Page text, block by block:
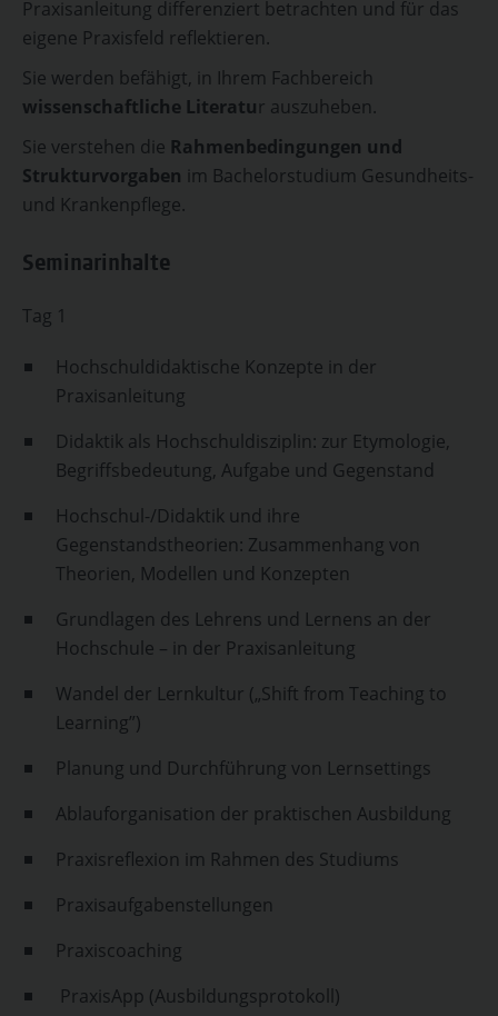
Praxisanleitung differenziert betrachten und für das
eigene Praxisfeld reflektieren.
Sie werden befähigt, in Ihrem Fachbereich
wissenschaftliche Literatur auszuheben.
Sie verstehen die Rahmenbedingungen und
Strukturvorgaben im Bachelorstudium Gesundheits-
und Krankenpflege.
Seminarinhalte
Tag 1
Hochschuldidaktische Konzepte in der
Praxisanleitung
Didaktik als Hochschuldisziplin: zur Etymologie,
Begriffsbedeutung, Aufgabe und Gegenstand
Hochschul-/Didaktik und ihre
Gegenstandstheorien: Zusammenhang von
Theorien, Modellen und Konzepten
Grundlagen des Lehrens und Lernens an der
Hochschule – in der Praxisanleitung
Wandel der Lernkultur („Shift from Teaching to
Learning”)
Planung und Durchführung von Lernsettings
Ablauforganisation der praktischen Ausbildung
Praxisreflexion im Rahmen des Studiums
Praxisaufgabenstellungen
Praxiscoaching
PraxisApp (Ausbildungsprotokoll)